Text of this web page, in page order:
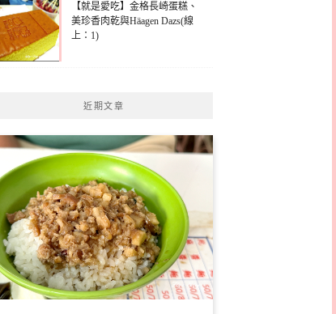
【就是愛吃】金格長崎蛋糕、
美珍香肉乾與Häagen Dazs(線
上：1)
近期文章